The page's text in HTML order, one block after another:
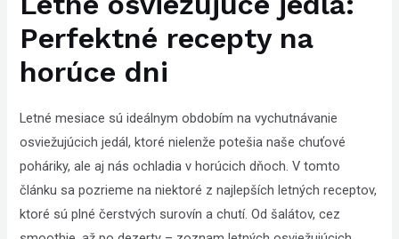
Perfektné recepty na
horúce dni
Letné mesiace sú ideálnym obdobím na vychutnávanie
osviežujúcich jedál, ktoré nielenže potešia naše chuťové
poháriky, ale aj nás ochladia v horúcich dňoch. V tomto
článku sa pozrieme na niektoré z najlepších letných receptov,
ktoré sú plné čerstvých surovín a chutí. Od šalátov, cez
inclusion,
please
problems
that
you
encounter
using